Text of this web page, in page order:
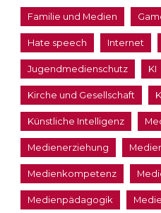
Familie und Medien
Hate speech Internet
Jugendmedienschutz KI
Kirche und Gesellschaft
Künstliche Intelligenz
Medienerziehung
Medienkompetenz
Medienpädagogik